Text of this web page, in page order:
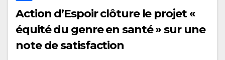
Action d’Espoir clôture le projet «
équité du genre en santé » sur une
note de satisfaction